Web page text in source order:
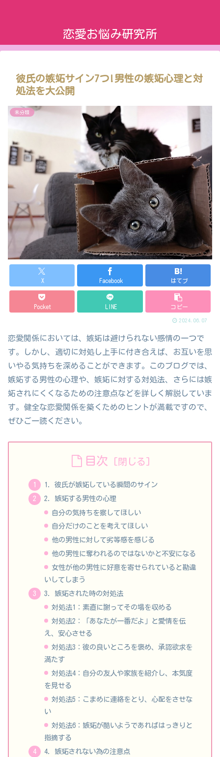
恋愛お悩み研究所
彼氏の嫉妬サイン7つ!男性の嫉妬心理と対
処法を大公開
未分類
X Facebook はてブ
Pocket LINE コピー
2024.06.07
恋愛関係においては、嫉妬は避けられない感情の一つで
す。しかし、適切に対処し上手に付き合えば、お互いを思
いやる気持ちを深めることができます。このブログでは、
嫉妬する男性の心理や、嫉妬に対する対処法、さらには嫉
妬されにくくなるための注意点などを詳しく解説していま
す。健全な恋愛関係を築くためのヒントが満載ですので、
ぜひご一読ください。
目次
1. 彼氏が嫉妬している瞬間のサイン
2. 嫉妬する男性の心理
自分の気持ちを察してほしい
自分だけのことを考えてほしい
他の男性に対して劣等感を感じる
他の男性に奪われるのではないかと不安になる
女性が他の男性に好意を寄せられていると勘違
いしてしまう
3. 嫉妬された時の対処法
対処法1：素直に謝ってその場を収める
対処法2：「あなたが一番だよ」と愛情を伝
え、安心させる
対処法3：彼の良いところを褒め、承認欲求を
満たす
対処法4：自分の友人や家族を紹介し、本気度
を見せる
対処法5：こまめに連絡をとり、心配をさせな
い
対処法6：嫉妬が酷いようであればはっきりと
指摘する
4. 嫉妬されない為の注意点